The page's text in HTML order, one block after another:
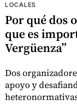
LOCALES
Por qué dos
que es
Vergüenza”
Dos
apoyo y